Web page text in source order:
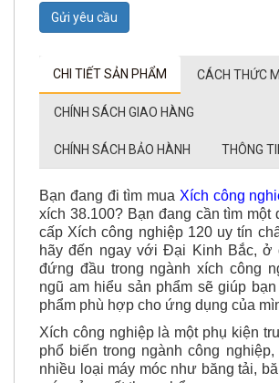
Gửi yêu cầu
CHI TIẾT SẢN PHẨM CÁCH THỨC
CHÍNH SÁCH GIAO HÀNG
CHÍNH SÁCH BẢO HÀNH THÔNG
Bạn đang đi tìm mua Xích công
xích 38.100? Bạn đang cần tìm một
cấp Xích công nghiệp 120 uy tín
hãy đến ngay với Đại Kinh Bắc, ở
đứng đầu trong ngành xích công
ngũ am hiểu sản phẩm sẽ giúp
phẩm phù hợp cho ứng dụng của
Xích công nghiệp là một phụ kiện
phổ biến trong ngành công
nhiều loại máy móc như băng tải,